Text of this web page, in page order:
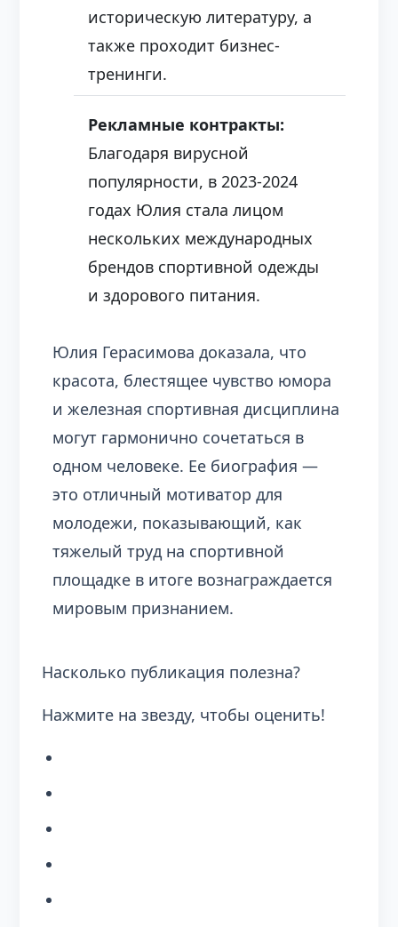
историческую литературу, а
также проходит бизнес-
тренинги.
Рекламные контракты:
Благодаря вирусной
популярности, в 2023-2024
годах Юлия стала лицом
нескольких международных
брендов спортивной одежды
и здорового питания.
Юлия Герасимова доказала, что
красота, блестящее чувство юмора
и железная спортивная дисциплина
могут гармонично сочетаться в
одном человеке. Ее биография —
это отличный мотиватор для
молодежи, показывающий, как
тяжелый труд на спортивной
площадке в итоге вознаграждается
мировым признанием.
Насколько публикация полезна?
Нажмите на звезду, чтобы оценить!